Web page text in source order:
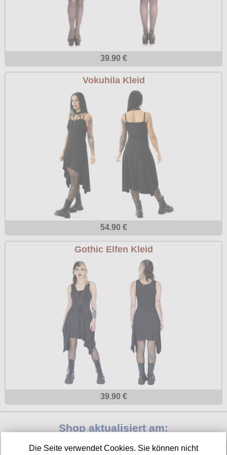
39.90 €
Vokuhila Kleid
54.90 €
Gothic Elfen Kleid
39.90 €
Shop aktualisiert am:
Die Seite verwendet Cookies. Sie können nicht